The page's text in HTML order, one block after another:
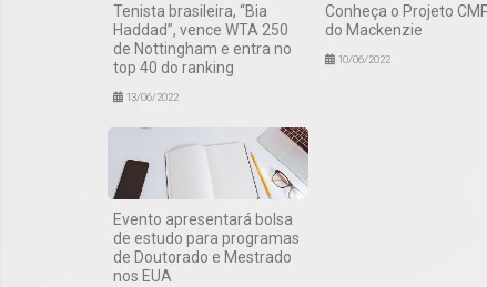
Tenista brasileira, “Bia
Haddad”, vence WTA 250
de Nottingham e entra no
top 40 do ranking
13/06/2022
Conheça o Projeto
do Mackenzie
10/06/2022
Evento apresentará bolsa
de estudo para programas
de Doutorado e Mestrado
nos EUA